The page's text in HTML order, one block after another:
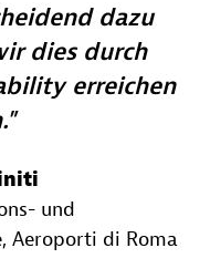
dazu
dies durch
erreichen
und
, Aeroporti di Roma